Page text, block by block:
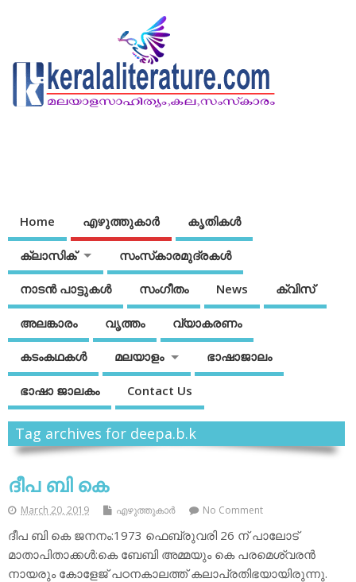
Home എഴുത്തുകാര്‍ കൃതികൾ
ക്ലാസിക് സംസ്‌കാരമുദ്രകള്‍
നാടന്‍ പാട്ടുകള്‍ സംഗീതം News ക്വിസ്
അലങ്കാരം വൃത്തം വ്യാകരണം
കടംകഥകള്‍ മലയാളം ഭാഷാജാലം
ഭാഷാ ജാലകം Contact Us
Tag archives for deepa.b.k
ദീപ ബി കെ
March 20, 2019 എഴുത്തുകാര്‍ No Comment
ദീപ ബി കെ ജനനം:1973 ഫെബ്രുവരി 26 ന് പാലോട്
മാതാപിതാക്കള്‍:കെ ബേബി അമ്മയും കെ പരമെശ്വരന്‍
നായരും കോളേജ് പഠനകാലത്ത് കലാപ്രതിഭയായിരുന്നു.